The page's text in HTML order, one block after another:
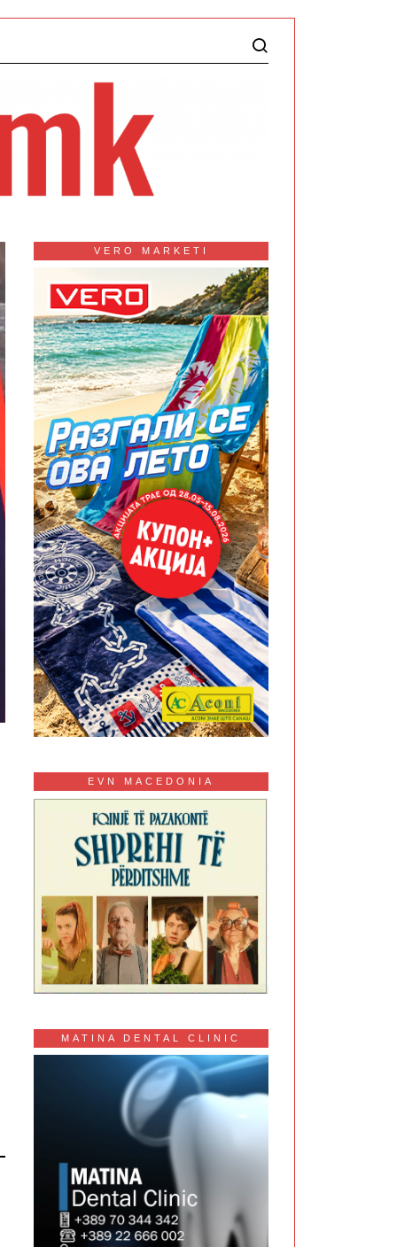
VERO MARKETI
EVN MACEDONIA
MATINA DENTAL CLINIC